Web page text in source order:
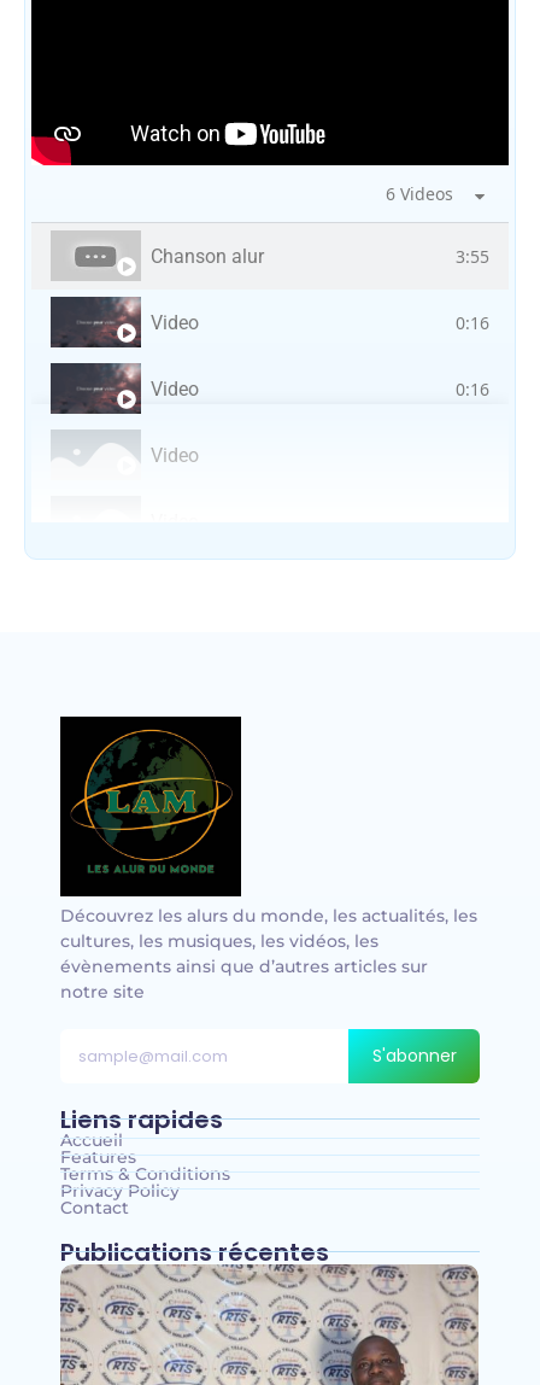
6 Videos
Chanson alur 3:55
Video 0:16
Video 0:16
Video
Découvrez les alurs du monde, les actualités, les
cultures, les musiques, les vidéos, les
évènements ainsi que d’autres articles sur
notre site
S'abonner
Liens rapides
Accueil
Features
Terms & Conditions
Privacy Policy
Contact
Publications récentes